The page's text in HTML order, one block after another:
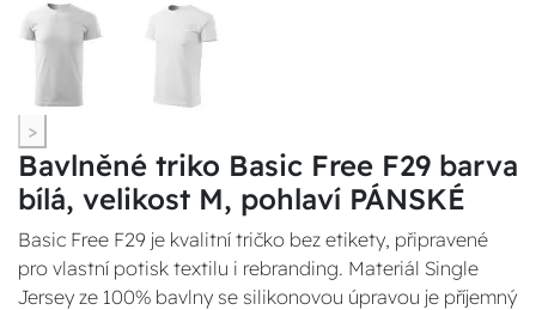
>
Bavlněné triko Basic Free F29 barva
bílá, velikost M, pohlaví PÁNSKÉ
Basic Free F29 je kvalitní tričko bez etikety, připravené
pro vlastní potisk textilu i rebranding. Materiál Single
Jersey ze 100% bavlny se silikonovou úpravou je příjemný